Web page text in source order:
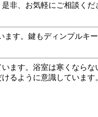
非、お気軽にご相談くだ
す。鍵もディンプルキー
ます。浴室は寒くなら
るように意識しています